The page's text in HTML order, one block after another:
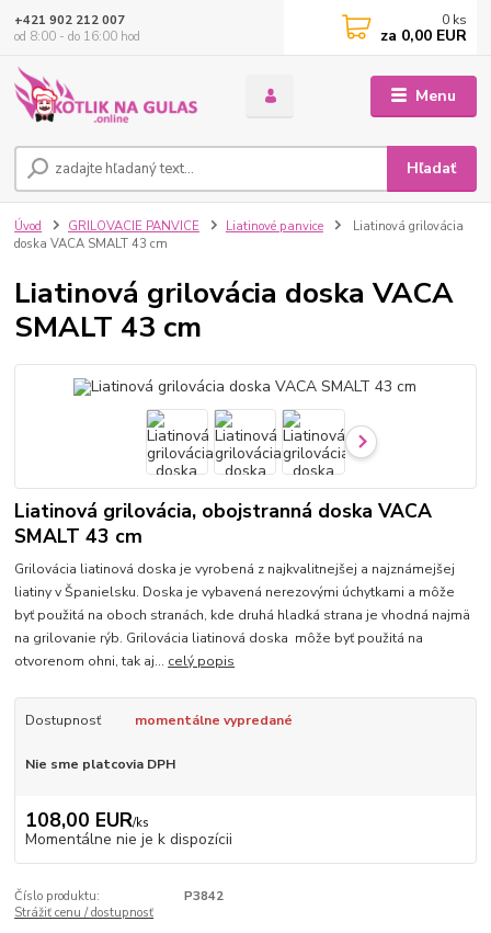
Menu
Hľadať
+421 902 212 007
od 8:00 - do 16:00 hod
0 ks
za 0,00 EUR
Úvod GRILOVACIE PANVICE Liatinové panvice
Liatinová grilovácia
doska VACA SMALT 43 cm
Liatinová grilovácia doska VACA
SMALT 43 cm
Liatinová grilovácia, obojstranná doska VACA
SMALT 43 cm
Grilovácia liatinová doska je vyrobená z najkvalitnejšej a najznámejšej
liatiny v Španielsku. Doska je vybavená nerezovými úchytkami a môže
byť použitá na oboch stranách, kde druhá hladká strana je vhodná najmä
na grilovanie rýb. Grilovácia liatinová doska môže byť použitá na
otvorenom ohni, tak aj... celý popis
Dostupnosť momentálne vypredané
Nie sme platcovia DPH
108,00 EUR/ks
Momentálne nie je k dispozícii
Číslo produktu:
P3842
Strážiť cenu / dostupnosť